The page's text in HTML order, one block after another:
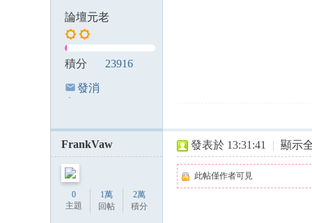
論壇元老
積分 23916
發消
FrankVaw
0
主題
1萬
回帖
2萬
積分
發表於 13:31:41 | 顯示
此帖僅作者可見